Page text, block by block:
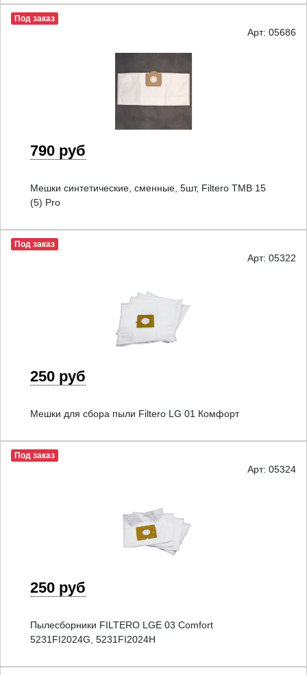
Под заказ
Арт: 05686
790 руб
Мешки синтетические, сменные, 5шт, Filtero TMB 15
(5) Pro
Под заказ
Арт: 05322
250 руб
Мешки для сбора пыли Filtero LG 01 Комфорт
Под заказ
Арт: 05324
250 руб
Пылесборники FILTERO LGE 03 Comfort
5231FI2024G, 5231FI2024H